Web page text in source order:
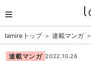
lamireトップ＞ 連載マンガ＞
連載マンガ 2022.10.26